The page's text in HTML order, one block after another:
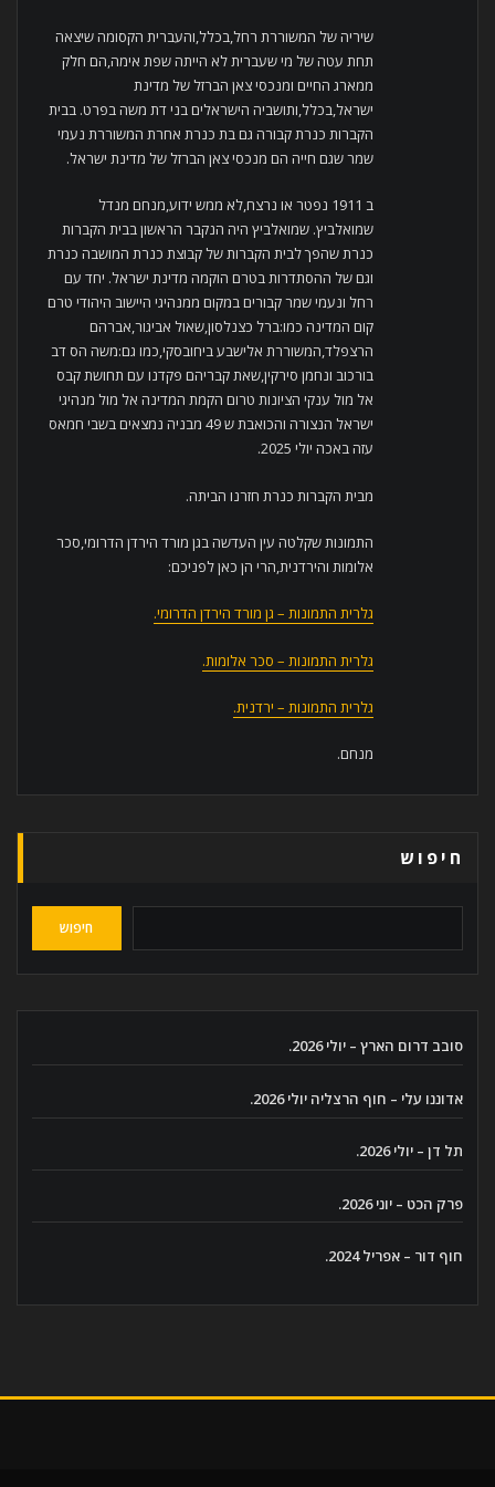
שיריה של המשוררת רחל,בכלל,והעברית הקסומה שיצאה
תחת עטה של מי שעברית לא הייתה שפת אימה,הם חלק
ממארג החיים ומנכסי צאן הברזל של מדינת
ישראל,בכלל,ותושביה הישראלים בני דת משה בפרט. בבית
הקברות כנרת קבורה גם בת כנרת אחרת המשוררת נעמי
שמר שגם חייה הם מנכסי צאן הברזל של מדינת ישראל.
ב 1911 נפטר או נרצח,לא ממש ידוע,מנחם מנדל
שמואלביץ. שמואלביץ היה הנקבר הראשון בבית הקברות
כנרת שהפך לבית הקברות של קבוצת כנרת המושבה כנרת
וגם של ההסתדרות בטרם הוקמה מדינת ישראל. יחד עם
רחל ונעמי שמר קבורים במקום ממנהיגי היישוב היהודי טרם
קום המדינה כמו:ברל כצנלסון,שאול אביגור,אברהם
הרצפלד,המשוררת אלישבע ביחובסקי,כמו גם:משה הס דב
בורכוב ונחמן סירקין,שאת קבריהם פקדנו עם תחושת קבס
אל מול ענקי הציונות טרום הקמת המדינה אל מול מנהיגי
ישראל הנצורה והכואבת ש 49 מבניה נמצאים בשבי חמאס
עזה באכה יולי 2025.
מבית הקברות כנרת חזרנו הביתה.
התמונות שקלטה עין העדשה בגן מורד הירדן הדרומי,סכר
אלומות והירדנית,הרי הן כאן לפניכם:
גלרית התמונות – גן מורד הירדן הדרומי.
גלרית התמונות – סכר אלומות.
גלרית התמונות – ירדנית.
מנחם.
חיפוש
חיפוש
סובב דרום הארץ – יולי 2026.
אדוננו עלי – חוף הרצליה יולי 2026.
תל דן – יולי 2026.
פרק הכט – יוני 2026.
חוף דור – אפריל 2024.